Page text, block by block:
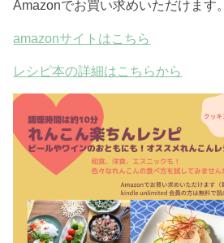
Amazonでお買い求めいただけます。
amazonサイトはこちら
レシピ本の詳細はこちらから